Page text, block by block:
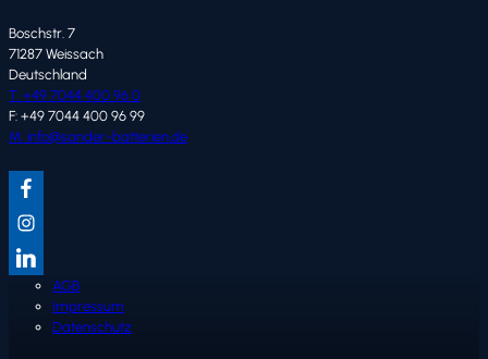
Boschstr. 7
71287 Weissach
Deutschland
T: +49 7044 400 96 0
F: +49 7044 400 96 99
M: info@sander-batterien.de
AGB
Impressum
Datenschutz